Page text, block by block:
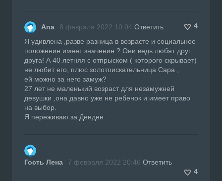
Ana 8 февраля 2022 10:04 Ответить
4
Я удивлена ,разве разница в возрасте и социальное
положение имеет значение ? Они ведь любят друг
друга! А 40 летняя с отпрыском ( которого скрывает)
не любит его, плюс золотоискательница Сара ,
ей можно за него замуж?
27 лет не маленький возраст для незамужней
девушки ,она давно уже не ребенок и имеет право
на выбор.
Я переживаю за Денден.
Гость Лена 7 февраля 2022 20:46 Ответить
4